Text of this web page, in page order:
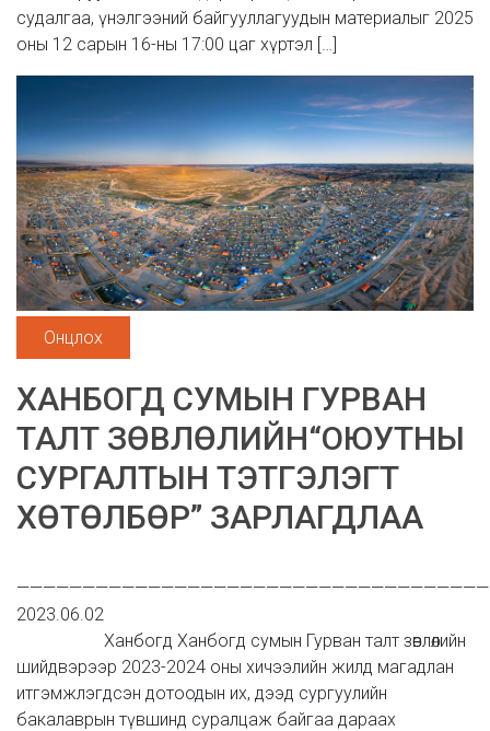
судалгаа, үнэлгээний байгууллагуудын материалыг 2025
оны 12 сарын 16-ны 17:00 цаг хүртэл […]
Онцлох
ХАНБОГД СУМЫН ГУРВАН
ТАЛТ ЗӨВЛӨЛИЙН“ОЮУТНЫ
СУРГАЛТЫН ТЭТГЭЛЭГТ
ХӨТӨЛБӨР” ЗАРЛАГДЛАА
————————————————————————————————————
Ханбогд Ханбогд сумын Гурван талт зөвлөлийн
шийдвэрээр 2023-2024 оны хичээлийн жилд магадлан
итгэмжлэгдсэн дотоодын их, дээд сургуулийн
бакалаврын түвшинд суралцаж байгаа дараах